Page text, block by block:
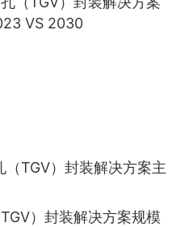
VS 2030
（TGV）封装解决方案主
）封装解决方案规模